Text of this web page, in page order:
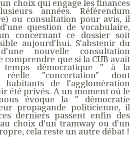
choix qui engage les finances
années. Référendum
ou consultation pour avis, il
question de vocabulaire,
concernant ce dossier soit
aujourd'hui. S'abstenir du
nouvelle consultation
que si la CUB avait
démocratique " à la
"concertation" dont
habitants de l'agglomération
été privés. A un moment oú le
évoque la " démocratie
propagande politicienne, il
derniers passent enfin des
choix d'un tramway ou d'un
cela reste un autre débat !